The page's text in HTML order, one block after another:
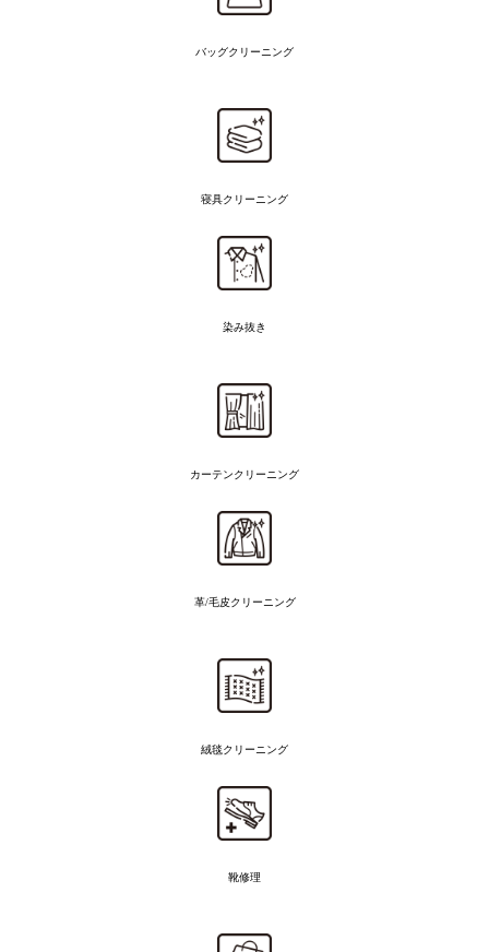
バッグクリーニング
寝具クリーニング
染み抜き
カーテンクリーニング
革/毛皮クリーニング
絨毯クリーニング
靴修理